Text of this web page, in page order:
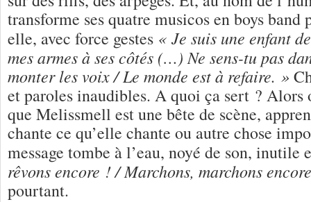
transforme ses quatre musicos en boys
elle, avec force gestes « Je suis une enfant
mes armes à ses côtés (…) Ne sens-tu pas
monter les voix / Le monde est à refaire. »
et paroles inaudibles. A quoi ça sert ? Alors
que Melissmell est une bête de scène,
chante ce qu’elle chante ou autre chose
message tombe à l’eau, noyé de son, inutile
rêvons encore ! / Marchons, marchons
pourtant.